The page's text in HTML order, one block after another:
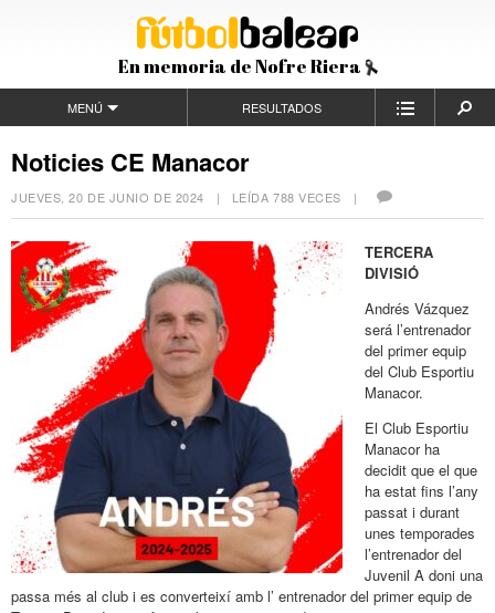
En memoria de Nofre Riera
MENÚ RESULTADOS
Noticies CE Manacor
JUEVES, 20 DE JUNIO DE 2024 | LEÍDA 788 VECES |
TERCERA
DIVISIÓ
Andrés Vázquez
será l’entrenador
del primer equip
del Club Esportiu
Manacor.
El Club Esportiu
Manacor ha
decidit que el que
ha estat fins l’any
passat i durant
unes temporades
l’entrenador del
Juvenil A doni una
passa més al club i es converteixí amb l’ entrenador del primer equip de